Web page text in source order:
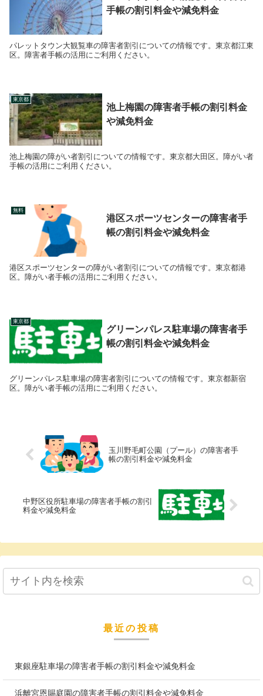
手帳の割引料金や減免料金
パレットタウン大観覧車の障害者割引についての情報です。東京都江東
区。障害者手帳の活用にご利用ください。
東京都
池上梅園の障害者手帳の割引料金
や減免料金
池上梅園の障がい者割引についての情報です。東京都大田区。障がい者
手帳の活用にご利用ください。
無料
港区スポーツセンターの障害者手
帳の割引料金や減免料金
港区スポーツセンターの障がい者割引についての情報です。東京都港
区。障がい者手帳の活用にご利用ください。
東京都
グリーンパレス駐車場の障害者手
帳の割引料金や減免料金
グリーンパレス駐車場の障害者割引についての情報です。東京都新宿
区。障がい者手帳の活用にご利用ください。
玉川野毛町公園（プール）の障害者手
帳の割引料金や減免料金
中野区役所駐車場の障害者手帳の割引
料金や減免料金
最近の投稿
東銀座駐車場の障害者手帳の割引料金や減免料金
浜離宮恩賜庭園の障害者手帳の割引料金や減免料金